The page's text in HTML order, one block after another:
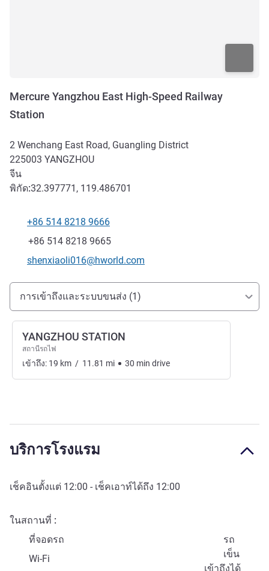
Mercure Yangzhou East High-Speed Railway
Station
2 Wenchang East Road, Guangling District
225003 YANGZHOU
จีน
พิกัด:32.397771, 119.486701
โทรศัพท์
+86 514 8218 9666
แฟกซ์
+86 514 8218 9665
อีเมลติดต่อ
shenxiaoli016@hworld.com
การเข้าถึงและการเดินทาง
การเข้าถึงและระบบขนส่ง (1)
YANGZHOU STATION
สถานีรถไฟ
เข้าถึง: 19 km / 11.81 mi 30 min drive
บริการโรงแรม
เช็คอินตั้งแต่ 12:00 - เช็คเอาท์ได้ถึง 12:00
ในสถานที่
ที่จอดรถ
รถ
เข็น
เข้าถึงได้
Wi-Fi